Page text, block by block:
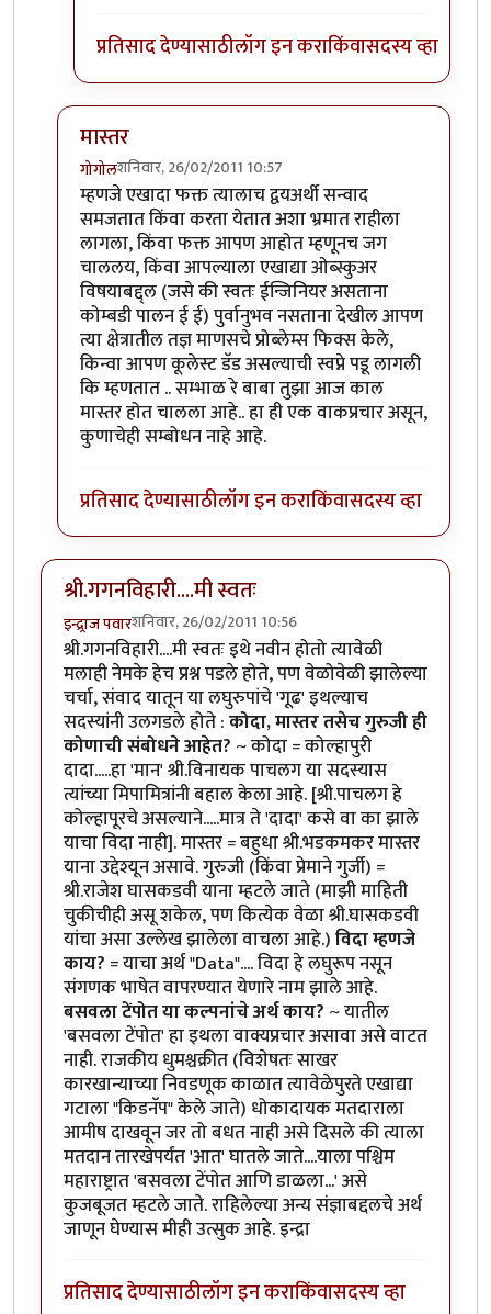
प्रतिसाद देण्यासाठीलॉग इन कराकिंवासदस्य व्हा
मास्तर
गोगोलशनिवार, 26/02/2011 10:57
In reply toतीनचार महिन्यांत ब-याच शंकाby
म्हणजे एखादा फक्त त्यालाच द्वयअर्थी सन्वाद
समजतात किंवा करता येतात अशा भ्रमात राहीला
लागला, किंवा फक्त आपण आहोत म्हणूनच जग
चाललय, किंवा आपल्याला एखाद्या ओब्स्कुअर
विषयाबद्द्ल (जसे की स्वतः ईन्जिनियर असताना
कोम्बडी पालन ई ई) पुर्वानुभव नसताना देखील आपण
त्या क्षेत्रातील तज्ञ माणसचे प्रोब्लेम्स फिक्स केले,
किन्वा आपण कूलेस्ट डॅड असल्याची स्वप्ने पडू लागली
कि म्हणतात .. सम्भाळ रे बाबा तुझा आज काल
मास्तर होत चालला आहे.. हा ही एक वाकप्रचार असून,
कुणाचेही सम्बोधन नाहे आहे.
प्रतिसाद देण्यासाठीलॉग इन कराकिंवासदस्य व्हा
श्री.गगनविहारी....मी स्वतः
इन्द्र्राज पवारशनिवार, 26/02/2011 10:56
श्री.गगनविहारी....मी स्वतः इथे नवीन होतो त्यावेळी
मलाही नेमके हेच प्रश्न पडले होते, पण वेळोवेळी झालेल्या
चर्चा, संवाद यातून या लघुरुपांचे 'गूढ' इथल्याच
सदस्यांनी उलगडले होते :कोदा, मास्तर तसेच गुरुजी ही
कोणाची संबोधने आहेत? ~ कोदा = कोल्हापुरी
दादा.....हा 'मान' श्री.विनायक पाचलग या सदस्यास
त्यांच्या मिपामित्रांनी बहाल केला आहे. [श्री.पाचलग हे
कोल्हापूरचे असल्याने.....मात्र ते 'दादा' कसे वा का झाले
याचा विदा नाही]. मास्तर = बहुधा श्री.भडकमकर मास्तर
याना उद्देश्यून असावे. गुरुजी (किंवा प्रेमाने गुर्जी) =
श्री.राजेश घासकडवी याना म्हटले जाते (माझी माहिती
चुकीचीही असू शकेल, पण कित्येक वेळा श्री.घासकडवी
यांचा असा उल्लेख झालेला वाचला आहे.)विदा म्हणजे
काय? = याचा अर्थ "Data".... विदा हे लघुरूप नसून
संगणक भाषेत वापरण्यात येणारे नाम झाले आहे.
बसवला टेंपोत या कल्पनांचे अर्थ काय? ~ यातील
'बसवला टेंपोत' हा इथला वाक्यप्रचार असावा असे वाटत
नाही. राजकीय धुमश्चक्रीत (विशेषतः साखर
कारखान्याच्या निवडणूक काळात त्यावेळेपुरते एखाद्या
गटाला "किडनॅप" केले जाते) धोकादायक मतदाराला
आमीष दाखवून जर तो बधत नाही असे दिसले की त्याला
मतदान तारखेपर्यंत 'आत' घातले जाते....याला पश्चिम
महाराष्ट्रात 'बसवला टेंपोत आणि डाळला...' असे
कुजबूजत म्हटले जाते. राहिलेल्या अन्य संज्ञाबद्दलचे अर्थ
जाणून घेण्यास मीही उत्सुक आहे. इन्द्रा
प्रतिसाद देण्यासाठीलॉग इन कराकिंवासदस्य व्हा